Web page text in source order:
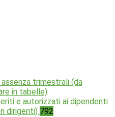
assenza trimestrali (da
in tabelle)
e autorizzati ai dipendenti
dirigenti) 792